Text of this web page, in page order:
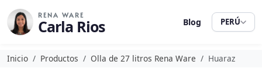
RENA WARE
Carla Rios Blog PERÚ
Inicio Productos Olla de 27 litros Rena Ware Huaraz